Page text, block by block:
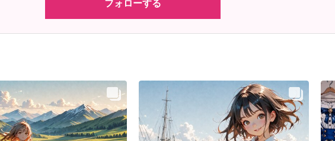
フォローする